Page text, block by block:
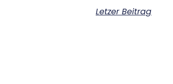
Letzer Beitrag